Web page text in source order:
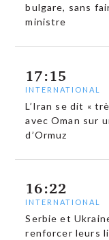
bulgare, sans
ministre
17:15
INTERNATIONAL
L’Iran se dit «
avec Oman sur
d’Ormuz
16:22
INTERNATIONAL
Serbie et
renforcer leurs